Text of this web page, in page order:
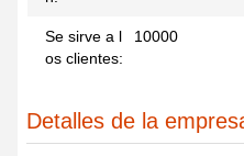
Se sirve a l
os clientes:
10000
Detalles de la